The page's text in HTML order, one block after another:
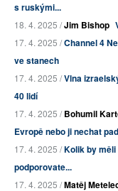
s ruskými...
18. 4. 2025 /Jim Bishop
17. 4. 2025 /Channel 4
ve stanech
17. 4. 2025 /Vlna
40 lidí
17. 4. 2025 /Bohumil
Evropě nebo ji nechat
17. 4. 2025 /Kolik by
podporovate...
17. 4. 2025 /Matěj